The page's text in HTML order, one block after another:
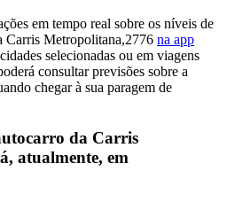
em tempo real sobre os níveis de
Carris Metropolitana,2776 na app
selecionadas ou em viagens
consultar previsões sobre a
chegar à sua paragem de
da Carris
atualmente, em